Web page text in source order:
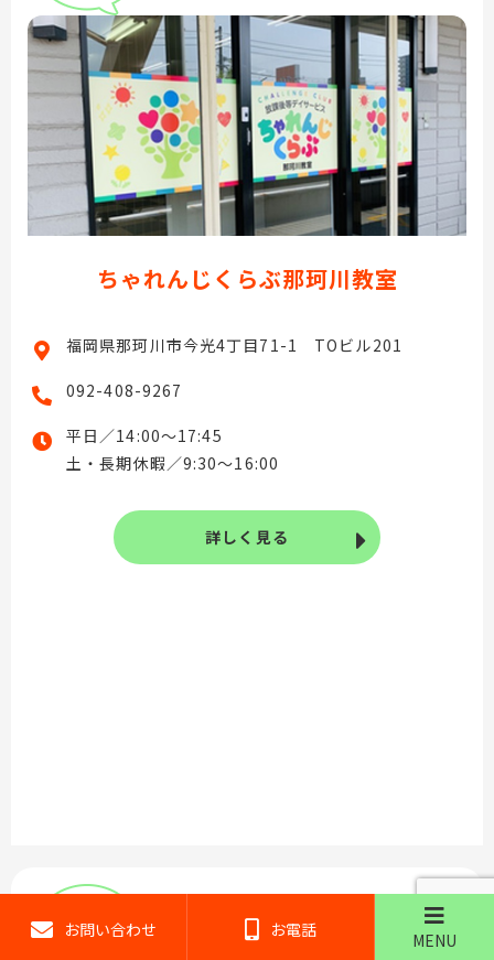
ちゃれんじくらぶ那珂川教室
福岡県那珂川市今光4丁目71-1 TOビル201
092-408-9267
平日／14:00〜17:45
土・長期休暇／9:30〜16:00
詳しく見る
お問い合わせ お電話 MENU